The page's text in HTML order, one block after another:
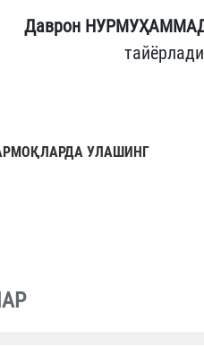
Даврон
УЛАШИНГ